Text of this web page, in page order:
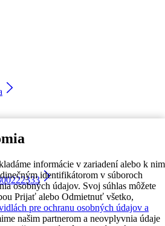
informácie v zariadení alebo k nim
identifikátorom v súboroch
osobných údajov. Svoj súhlas môžete
Prijať alebo Odmietnuť všetko,
pre ochranu osobných údajov a
našim partnerom a neovplyvnia údaje